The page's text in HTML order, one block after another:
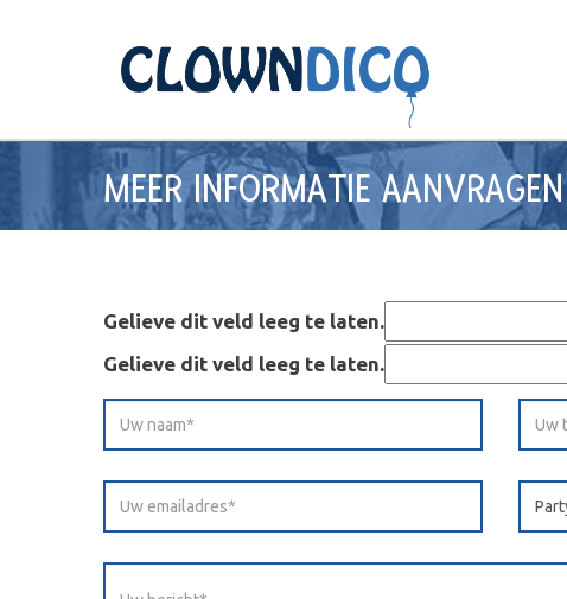
MEER INFORMATIE AANVRAGEN
Gelieve dit veld leeg te laten.
Gelieve dit veld leeg te laten.